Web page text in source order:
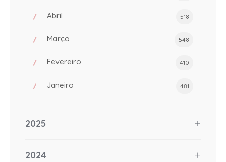
Abril 518
Março 548
Fevereiro 410
Janeiro 481
2025
2024